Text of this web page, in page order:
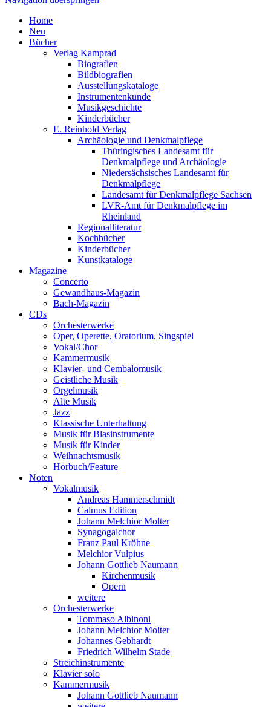
Home
Neu
Bücher
Verlag Kamprad
Biografien
Bildbiografien
Ausstellungskataloge
Instrumentenkunde
Musikgeschichte
Kinderbücher
E. Reinhold Verlag
Archäologie und Denkmalpflege
Thüringisches Landesamt für
Denkmalpflege und Archäologie
Niedersächsisches Landesamt für
Denkmalpflege
Landesamt für Denkmalpflege Sachsen
LVR-Amt für Denkmalpflege im
Rheinland
Regionalliteratur
Kochbücher
Kinderbücher
Kunstkataloge
Magazine
Concerto
Gewandhaus-Magazin
Bach-Magazin
CDs
Orchesterwerke
Oper, Operette, Oratorium, Singspiel
Vokal/Chor
Kammermusik
Klavier- und Cembalomusik
Geistliche Musik
Orgelmusik
Alte Musik
Jazz
Klassische Unterhaltung
Musik für Blasinstrumente
Musik für Kinder
Weihnachtsmusik
Hörbuch/Feature
Noten
Vokalmusik
Andreas Hammerschmidt
Calmus Edition
Johann Melchior Molter
Synagogalchor
Franz Paul Kröhne
Melchior Vulpius
Johann Gottlieb Naumann
Kirchenmusik
Opern
weitere
Orchesterwerke
Tommaso Albinoni
Johann Melchior Molter
Johannes Gebhardt
Friedrich Wilhelm Stade
Streichinstrumente
Klavier solo
Kammermusik
Johann Gottlieb Naumann